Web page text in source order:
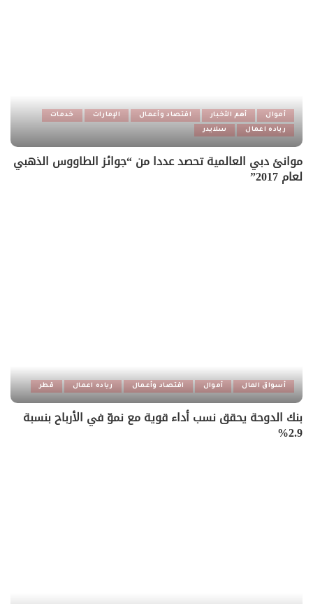
أموال أهم الأخبار اقتصاد وأعمال الإمارات
خدمات
رياده اعمال
سلايدر
موانئ دبي العالمية تحصد عددا من “جوائز الطاووس الذهبي
لعام 2017”
أسواق المال أموال اقتصاد وأعمال رياده اعمال قطر
بنك الدوحة يحقق نسب أداء قوية مع نموّ في الأرباح بنسبة
2.9%